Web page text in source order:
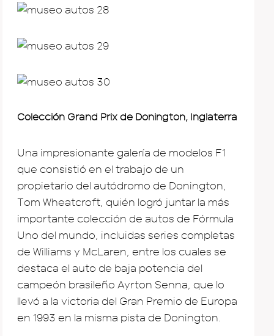
Colección Grand Prix de Donington, Inglaterra
Una impresionante galería de modelos F1
que consistió en el trabajo de un
propietario del autódromo de Donington,
Tom Wheatcroft, quién logró juntar la más
importante colección de autos de Fórmula
Uno del mundo, incluidas series completas
de Williams y McLaren, entre los cuales se
destaca el auto de baja potencia del
campeón brasileño Ayrton Senna, que lo
llevó a la victoria del Gran Premio de Europa
en 1993 en la misma pista de Donington.